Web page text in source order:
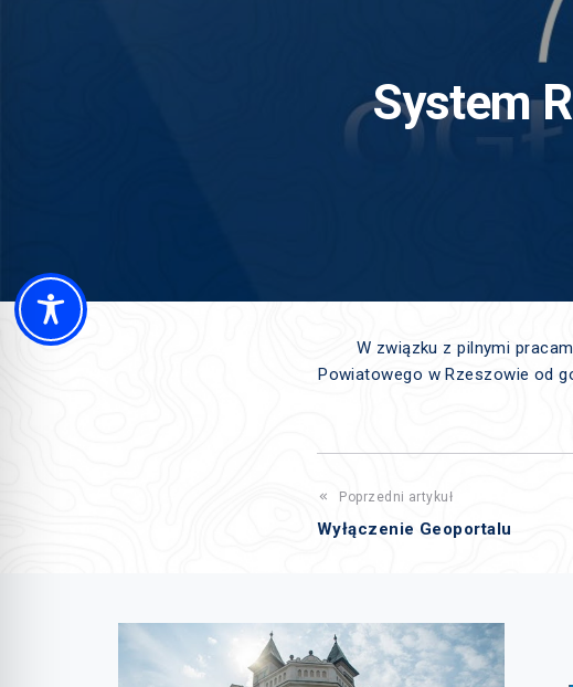
System
W związku z pilnymi
Powiatowego w Rzeszowie od
Poprzedni artykuł
Wyłączenie Geoportalu